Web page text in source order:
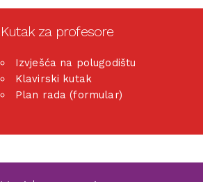
Kutak za profesore
Izvješća na polugodištu
Klavirski kutak
Plan rada (formular)